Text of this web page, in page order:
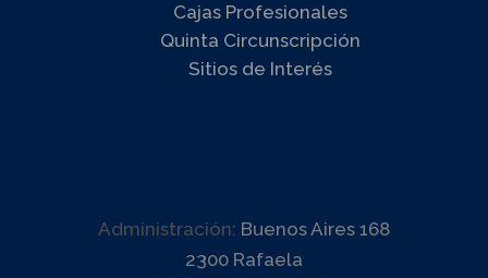
Cajas Profesionales
Quinta Circunscripción
Sitios de Interés
Administración: Buenos Aires 168
2300 Rafaela